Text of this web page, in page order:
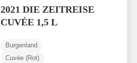
2021 DIE ZEITREISE
CUVÉE 1,5 L
Burgenland
Cuvée (Rot)